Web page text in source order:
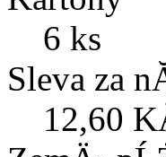
6 ks
Sleva za
12,60